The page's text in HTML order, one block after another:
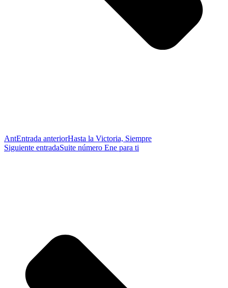
AntEntrada anteriorHasta la Victoria, Siempre
Siguiente entradaSuite número Ene para ti